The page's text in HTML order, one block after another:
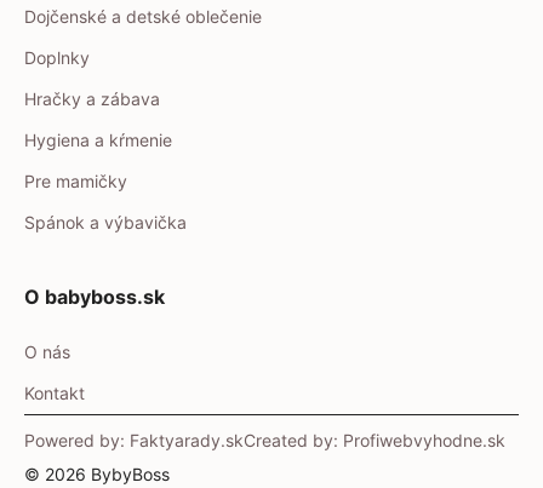
Dojčenské a detské oblečenie
Doplnky
Hračky a zábava
Hygiena a kŕmenie
Pre mamičky
Spánok a výbavička
O babyboss.sk
O nás
Kontakt
© 2026 BybyBoss
Powered by: Faktyarady.skCreated by: Profiwebvyhodne.sk
Item added to cart.